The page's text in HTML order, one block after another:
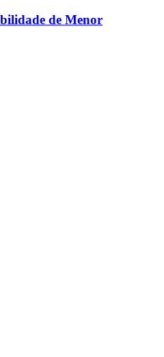
de Menor